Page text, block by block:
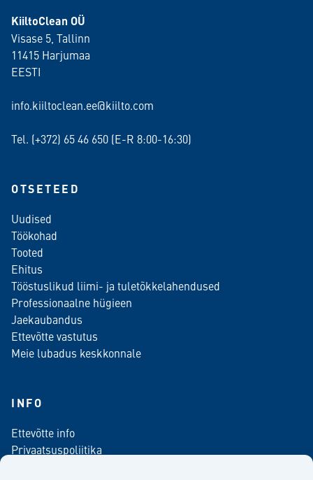
KiiltoClean OÜ
Visase 5, Tallinn
11415 Harjumaa
EESTI
info.kiiltoclean.ee@kiilto.com
Tel. (+372) 65 46 650 (E-R 8:00-16:30)
OTSETEED
Uudised
Töökohad
Tooted
Ehitus
Tööstuslikud liimi- ja tuletõkkelahendused
Professionaalne hügieen
Jaekaubandus
Ettevõtte vastutus
Meie lubadus keskkonnale
INFO
Ettevõtte info
Privaatsuspoliitika